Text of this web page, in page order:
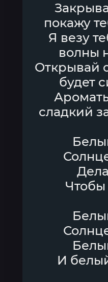
покажу
Я везу
волны
Открывай
будет
сладкий
Чтобы
И